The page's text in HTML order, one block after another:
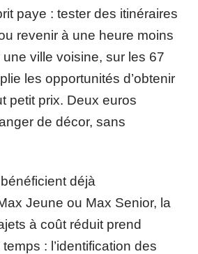
paye : tester des itinéraires
revenir à une heure moins
ville voisine, sur les 67
les opportunités d’obtenir
petit prix. Deux euros
de décor, sans
déjà
Jeune ou Max Senior, la
à coût réduit prend
: l’identification des